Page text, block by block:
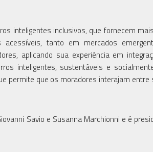
inteligentes inclusivos, que fornecem
tanto em mercados
aplicando sua experiência em
inteligentes, sustentáveis e
permite que os moradores interajam entre
Savio e Susanna Marchionni e é